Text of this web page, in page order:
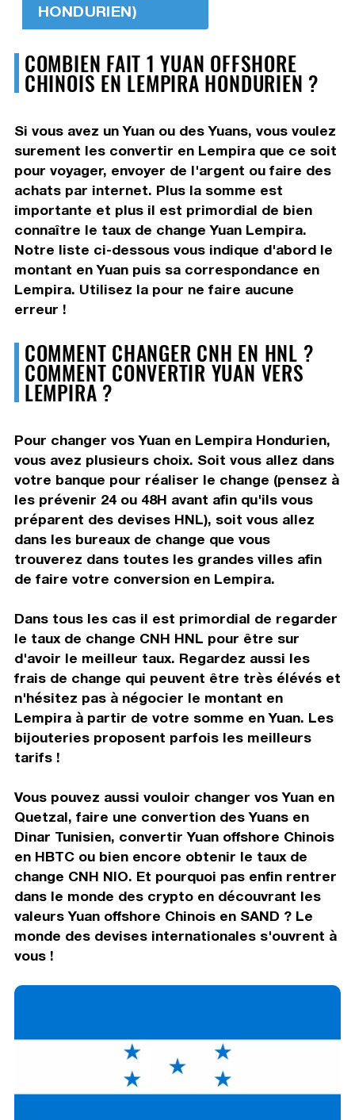
HONDURIEN)
COMBIEN FAIT 1 YUAN OFFSHORE
CHINOIS EN LEMPIRA HONDURIEN ?
Si vous avez un Yuan ou des Yuans, vous voulez
surement les convertir en Lempira que ce soit
pour voyager, envoyer de l'argent ou faire des
achats par internet. Plus la somme est
importante et plus il est primordial de bien
connaître le taux de change Yuan Lempira.
Notre liste ci-dessous vous indique d'abord le
montant en Yuan puis sa correspondance en
Lempira. Utilisez la pour ne faire aucune
erreur !
COMMENT CHANGER CNH EN HNL ?
COMMENT CONVERTIR YUAN VERS
LEMPIRA ?
Pour changer vos Yuan en Lempira Hondurien,
vous avez plusieurs choix. Soit vous allez dans
votre banque pour réaliser le change (pensez à
les prévenir 24 ou 48H avant afin qu'ils vous
préparent des devises HNL), soit vous allez
dans les bureaux de change que vous
trouverez dans toutes les grandes villes afin
de faire votre conversion en Lempira.
Dans tous les cas il est primordial de regarder
le taux de change CNH HNL pour être sur
d'avoir le meilleur taux. Regardez aussi les
frais de change qui peuvent être très élévés et
n'hésitez pas à négocier le montant en
Lempira à partir de votre somme en Yuan. Les
bijouteries proposent parfois les meilleurs
tarifs !
Vous pouvez aussi vouloir changer vos Yuan en
Quetzal, faire une convertion des Yuans en
Dinar Tunisien, convertir Yuan offshore Chinois
en HBTC ou bien encore obtenir le taux de
change CNH NIO. Et pourquoi pas enfin rentrer
dans le monde des crypto en découvrant les
valeurs Yuan offshore Chinois en SAND ? Le
monde des devises internationales s'ouvrent à
vous !